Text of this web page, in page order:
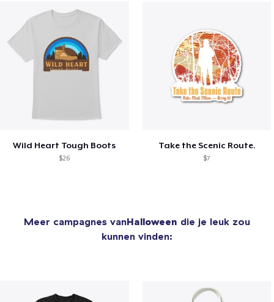
Wild Heart Tough Boots
$26
Take the Scenic Route.
$7
Meer campagnes vanHalloween die je leuk zou
kunnen vinden: